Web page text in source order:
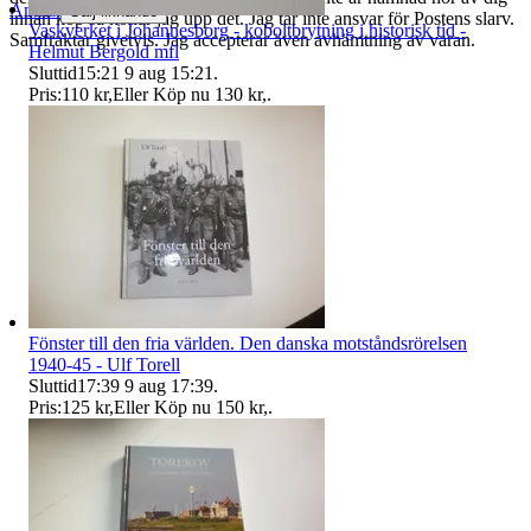
innan köp så kollar jag upp det. Jag tar inte ansvar för Postens slarv.
Samfraktar givetvis. Jag accepterar även avhämtning av varan.
Anmäl Sälj liknande
Vaskverket i Johannesborg - koboltbrytning i historisk tid -
Helmut Bergold mfl
Sluttid15:21 9 aug 15:21 .
Pris:110 kr,Eller Köp nu 130 kr,.
Fönster till den fria världen. Den danska motståndsrörelsen
1940-45 - Ulf Torell
Sluttid17:39 9 aug 17:39.
Pris:125 kr,Eller Köp nu 150 kr,.